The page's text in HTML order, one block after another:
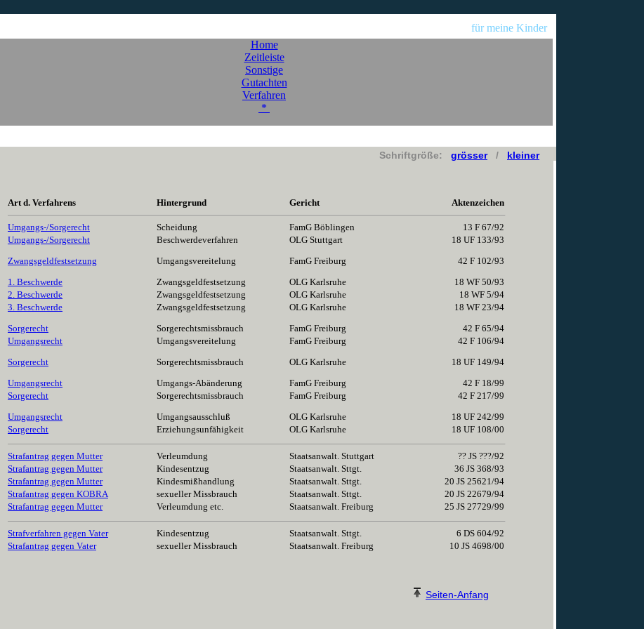
für meine Kinder
Home
Zeitleiste
Sonstige
Gutachten
Verfahren
*
Schriftgröße: grösser/ kleiner
Art d. Verfahrens Hintergrund Gericht Aktenzeichen
Umgangs-/Sorgerecht Scheidung FamG Böblingen
13 F 67/92
Umgangs-/Sorgerecht
Beschwerdeverfahren OLG Stuttgart
18 UF 133/93
Zwangsgeldfestsetzung
Umgangsvereitelung FamG Freiburg
42 F 102/93
1. Beschwerde
Zwangsgeldfestsetzung OLG Karlsruhe
18 WF 50/93
2. Beschwerde
Zwangsgeldfestsetzung OLG Karlsruhe
18 WF 5/94
3. Beschwerde
Zwangsgeldfestsetzung OLG Karlsruhe
18 WF 23/94
Sorgerecht
Sorgerechtsmissbrauch FamG Freiburg
42 F 65/94
Umgangsrecht
Umgangsvereitelung FamG Freiburg
42 F 106/94
Sorgerecht
Sorgerechtsmissbrauch OLG Karlsruhe
18 UF 149/94
Umgangsrecht
Umgangs-Abänderung FamG Freiburg
42 F 18/99
Sorgerecht
Sorgerechtsmissbrauch FamG Freiburg
42 F 217/99
Umgangsrecht
Umgangsausschluß OLG Karlsruhe
18 UF 242/99
Sorgerecht
Erziehungsunfähigkeit OLG Karlsruhe 18 UF 108/00
Strafantrag gegen Mutter Verleumdung Staatsanwalt. Stuttgart
?? JS ???/92
Strafantrag gegen Mutter
Kindesentzug Staatsanwalt. Sttgt.
36 JS 368/93
Strafantrag gegen Mutter
Kindesmißhandlung Staatsanwalt. Sttgt.
20 JS 25621/94
Strafantrag gegen KOBRA
sexueller Missbrauch Staatsanwalt. Sttgt.
20 JS 22679/94
Strafantrag gegen Mutter
Verleumdung etc. Staatsanwalt. Freiburg 25 JS 27729/99
Strafverfahren gegen Vater Kindesentzug Staatsanwalt. Sttgt.
6 DS 604/92
Strafantrag gegen Vater
sexueller Missbrauch Staatsanwalt. Freiburg 10 JS 4698/00
Seiten-Anfang